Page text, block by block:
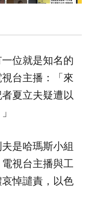
位就是知名的
台主播：「來
夏立夫疑遭以
是哈瑪斯小組
視台主播與工
悼譴責，以色